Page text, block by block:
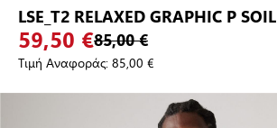
LSE_T2 RELAXED GRAPHIC P SOIL
59,50 €85,00 €
Τιμή Αναφοράς:85,00 €